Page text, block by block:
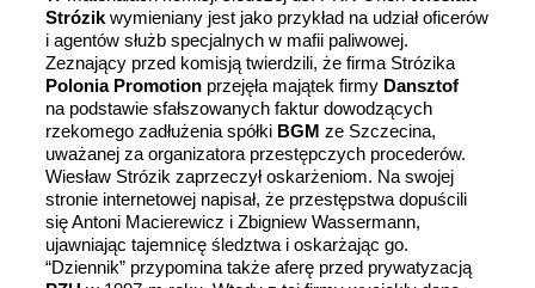
Strózik wymieniany jest jako przykład na udział oficerów
i agentów służb specjalnych w mafii paliwowej.
Zeznający przed komisją twierdzili, że firma Strózika
Polonia Promotion przejęła majątek firmy Dansztof
na podstawie sfałszowanych faktur dowodzących
rzekomego zadłużenia spółki BGM ze Szczecina,
uważanej za organizatora przestępczych procederów.
Wiesław Strózik zaprzeczył oskarżeniom. Na swojej
stronie internetowej napisał, że przestępstwa dopuścili
się Antoni Macierewicz i Zbigniew Wassermann,
ujawniając tajemnicę śledztwa i oskarżając go.
“Dziennik” przypomina także aferę przed prywatyzacją